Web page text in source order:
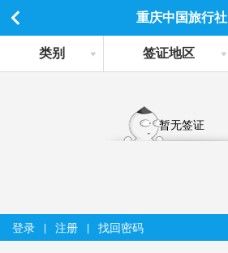
重庆中国旅行社
类别 签证地区
暂无签证
登录 注册 找回密码